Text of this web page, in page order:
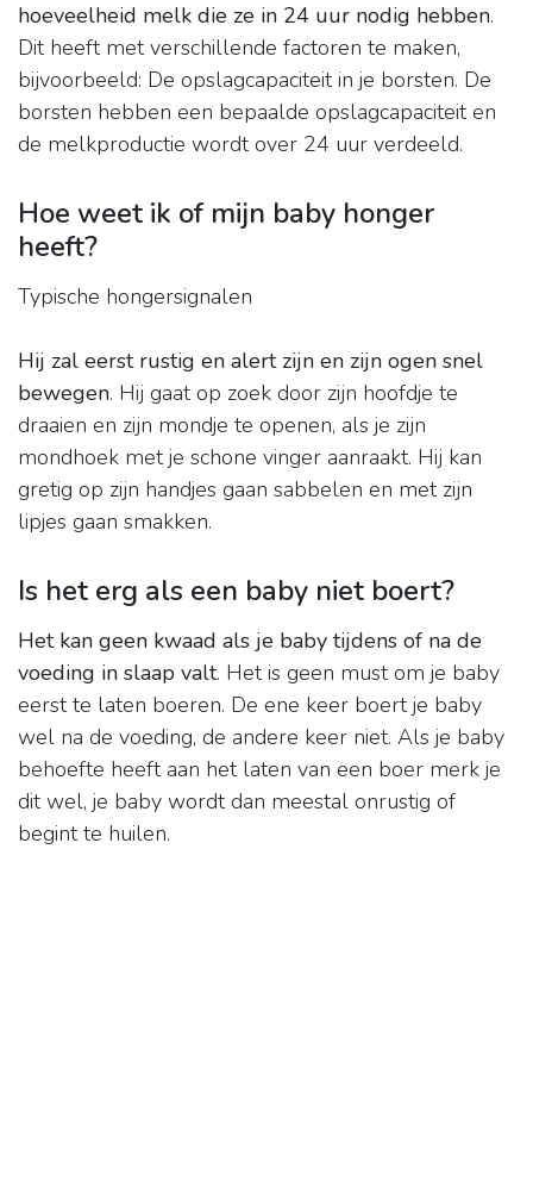
hoeveelheid melk die ze in 24 uur nodig hebben.
Dit heeft met verschillende factoren te maken,
bijvoorbeeld: De opslagcapaciteit in je borsten. De
borsten hebben een bepaalde opslagcapaciteit en
de melkproductie wordt over 24 uur verdeeld.
Hoe weet ik of mijn baby honger
heeft?
Typische hongersignalen
Hij zal eerst rustig en alert zijn en zijn ogen snel
bewegen. Hij gaat op zoek door zijn hoofdje te
draaien en zijn mondje te openen, als je zijn
mondhoek met je schone vinger aanraakt. Hij kan
gretig op zijn handjes gaan sabbelen en met zijn
lipjes gaan smakken.
Is het erg als een baby niet boert?
Het kan geen kwaad als je baby tijdens of na de
voeding in slaap valt. Het is geen must om je baby
eerst te laten boeren. De ene keer boert je baby
wel na de voeding, de andere keer niet. Als je baby
behoefte heeft aan het laten van een boer merk je
dit wel, je baby wordt dan meestal onrustig of
begint te huilen.